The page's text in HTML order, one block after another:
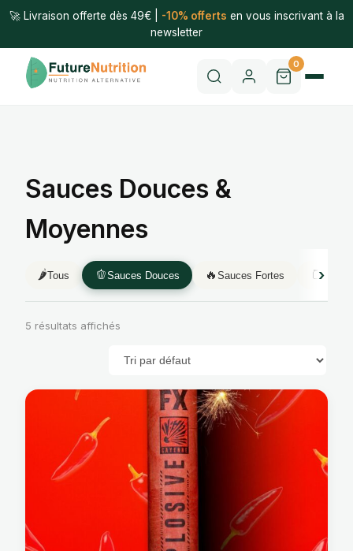
🚀 Livraison offerte dès 49€ | -10% offerts en vous inscrivant à la
newsletter
0
Sauces Douces &
Moyennes
🌶️Tous 🫑Sauces Douces 🔥 Sauces Fortes 🫙
5 résultats affichés